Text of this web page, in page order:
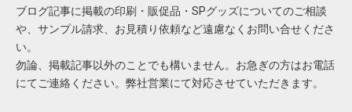
ブログ記事に掲載の印刷・販促品・SPグッズについてのご相談
や、サンプル請求、お見積り依頼など遠慮なくお問い合せくださ
い。
勿論、掲載記事以外のことでも構いません。お急ぎの方はお電話
にてご連絡ください。弊社営業にて対応させていただきます。